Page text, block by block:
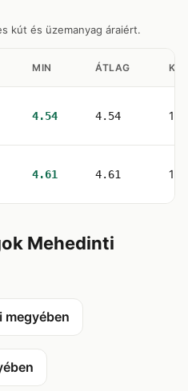
kút és üzemanyag áraiért.
MIN ÁTLAG
4.54 4.54 1
4.61 4.61 1
Mehedinti
megyében